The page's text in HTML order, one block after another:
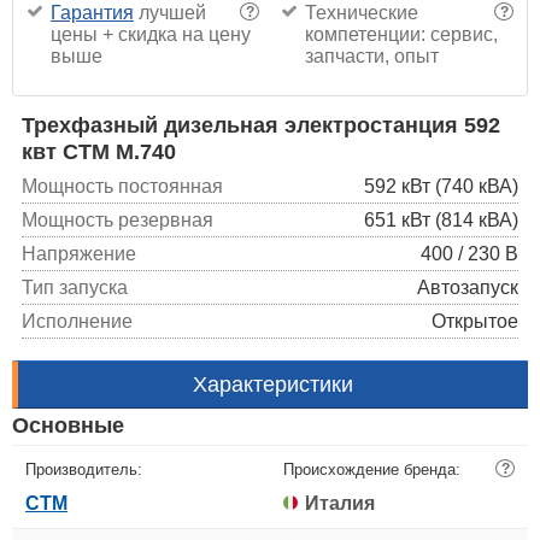
?
Гарантия лучшей
цены + скидка на цену
выше
?
Технические
компетенции: сервис,
запчасти, опыт
Трехфазный дизельная электростанция 592
квт CTM M.740
Мощность постоянная
592 кВт (740 кВА)
Мощность резервная
651 кВт (814 кВА)
Напряжение
400 / 230 В
Тип запуска
Автозапуск
Исполнение
Открытое
Характеристики
Основные
Производитель:
CTM
Происхождение бренда: ?
Италия